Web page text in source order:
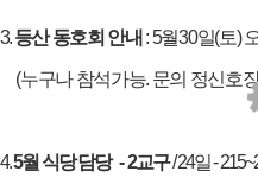
3.등산 동호회 안내 : 5월30일(토)
(누구나 참석가능. 문의 정신호
4.5월 식당 담당 -2교구/24일-